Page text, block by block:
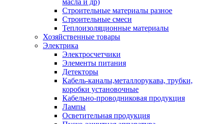
масла и др)
Строительные материалы разное
Строительные смеси
Теплоизоляционные материалы
Хозяйственные товары
Электрика
Электросчетчики
Элементы питания
Детекторы
Кабель-каналы,металлорукава, трубки,
коробки установочные
Кабельно-проводниковая продукция
Лампы
Осветительная продукция